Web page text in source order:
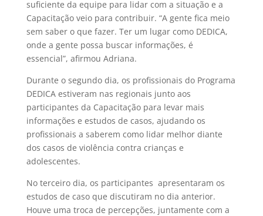
suficiente da equipe para lidar com a situação e a
Capacitação veio para contribuir. “A gente fica meio
sem saber o que fazer. Ter um lugar como DEDICA,
onde a gente possa buscar informações, é
essencial”, afirmou Adriana.
Durante o segundo dia, os profissionais do Programa
DEDICA estiveram nas regionais junto aos
participantes da Capacitação para levar mais
informações e estudos de casos, ajudando os
profissionais a saberem como lidar melhor diante
dos casos de violência contra crianças e
adolescentes.
No terceiro dia, os participantes apresentaram os
estudos de caso que discutiram no dia anterior.
Houve uma troca de percepções, juntamente com a